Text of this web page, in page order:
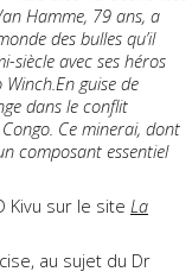
Hamme, 79 ans, a
des bulles qu’il
siècle avec ses héros
guise de
dans le conflit
Ce minerai, dont
composant essentiel
Kivu sur le site La
au sujet du Dr